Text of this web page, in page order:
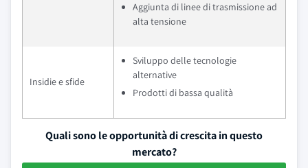
Aggiunta di linee di trasmissione ad
alta tensione
Insidie e sfide
Sviluppo delle tecnologie
alternative
Prodotti di bassa qualità
Quali sono le opportunità di crescita in questo
mercato?